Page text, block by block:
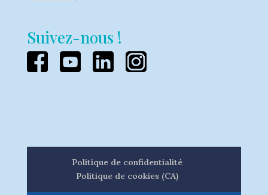
Suivez-nous !
Politique de confidentialité
Politique de cookies (CA)